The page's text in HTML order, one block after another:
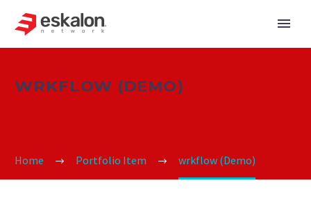
WRKFLOW (DEMO)
Home Portfolio Item wrkflow (Demo)